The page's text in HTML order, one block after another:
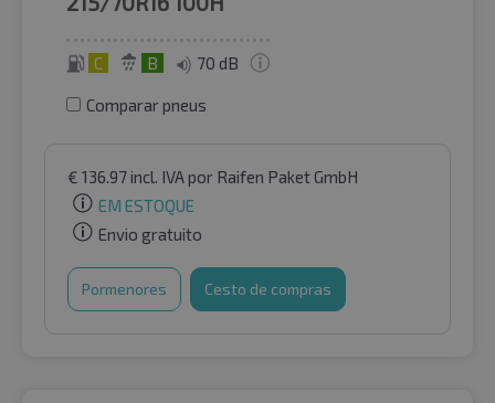
C B 70 dB
Comparar pneus
€ 136.97incl. IVApor Raifen Paket GmbH
EM ESTOQUE
Envio gratuito
Pormenores Cesto de compras